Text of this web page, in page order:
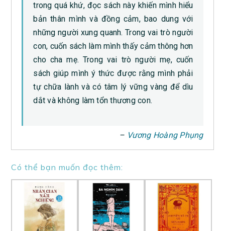
trong quá khứ, đọc sách này khiến mình hiểu
bản thân mình và đồng cảm, bao dung với
những người xung quanh. Trong vai trò người
con, cuốn sách làm mình thấy cảm thông hơn
cho cha mẹ. Trong vai trò người mẹ, cuốn
sách giúp mình ý thức được rằng mình phải
tự chữa lành và có tâm lý vững vàng để dìu
dắt và không làm tổn thương con.
– Vương Hoàng Phụng
Có thể bạn muốn đọc thêm: